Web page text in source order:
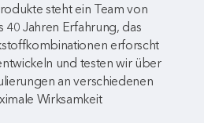
steht ein Team von
40 Jahren Erfahrung, das
erforscht
und testen wir über
an verschiedenen
Wirksamkeit